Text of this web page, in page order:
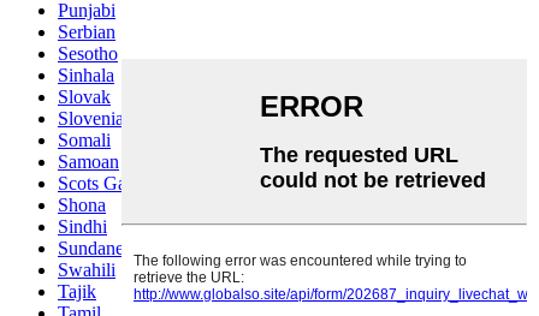
Punjabi
Serbian
Sesotho
Sinhala
Slovak
Slovenian
Somali
Samoan
Scots Gaelic
Shona
Sindhi
Sundanese
Swahili
Tajik